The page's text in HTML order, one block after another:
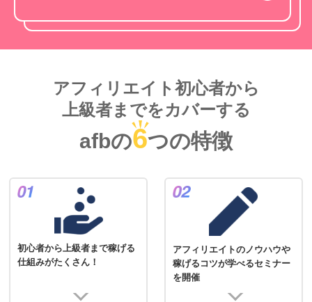
アフィリエイト初心者から
上級者までをカバーする
afbの6つの特徴
初心者から上級者まで稼げる
仕組みがたくさん！
アフィリエイトのノウハウや
稼げるコツが学べるセミナー
を開催